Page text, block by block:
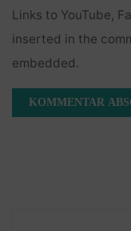
Links to YouTube,
inserted in the
embedded.